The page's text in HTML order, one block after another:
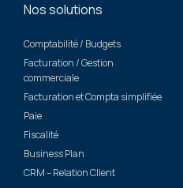
Nos solutions
Comptabilité / Budgets
Facturation / Gestion
commerciale
Facturation et Compta simplifiée
Paie
Fiscalité
Business Plan
CRM – Relation Client